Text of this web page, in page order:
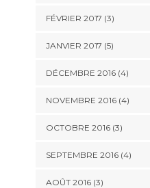
FÉVRIER 2017 (3)
JANVIER 2017 (5)
DÉCEMBRE 2016(4)
NOVEMBRE 2016(4)
OCTOBRE 2016(3)
SEPTEMBRE 2016(4)
AOÛT 2016(3)